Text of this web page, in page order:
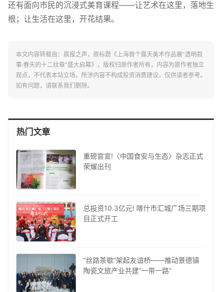
还有面向市民的沉浸式美育课程——让艺术在这里，落地生
根；让生活在这里，开花结果。
本文内容转载自：晨报之声，原标题《上海首个露天美术作品展”透明叙
事:春天的十二纹章”盛大启幕》，版权归原作者所有，内容为原作者独立
观点，不代表本站立场。所涉内容不构成投资消费建议，仅供读者参考。
如有问题，请联系我们删除。
热门文章
重磅官宣!〈中国食安与生态〉杂志正式
荣耀出刊
总投资10.3亿元! 喀什市汇城广场三期项
目正式开工
“丝路茶歇”架起友谊桥——推动景德镇
陶瓷文旅产业共建“一带一路”